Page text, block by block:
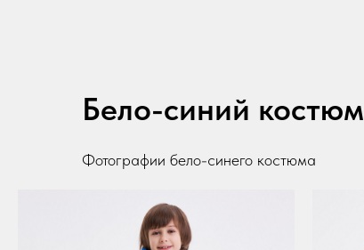
Бело-синий костюм
Фотографии бело-синего костюма